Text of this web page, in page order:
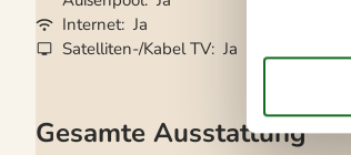
Internet Ja
Satelliten-/Kabel TV Ja
Gesamte Ausstattung